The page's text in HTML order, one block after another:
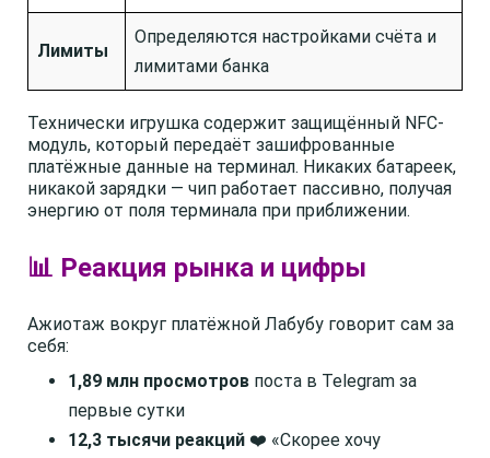
Лимиты
Определяются настройками счёта и
лимитами банка
Технически игрушка содержит защищённый NFC-
модуль, который передаёт зашифрованные
платёжные данные на терминал. Никаких батареек,
никакой зарядки — чип работает пассивно, получая
энергию от поля терминала при приближении.
📊 Реакция рынка и цифры
Ажиотаж вокруг платёжной Лабубу говорит сам за
себя:
1,89 млн просмотров поста в Telegram за
первые сутки
12,3 тысячи реакций ❤️ «Скорее хочу